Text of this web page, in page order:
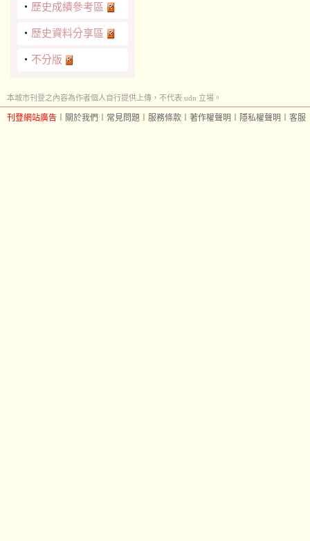
‧ 歷史成績參考區
‧ 歷史資料分享區
‧ 不分版
本城市刊登之內容為作者個人自行提供上傳，不代表 udn 立場。
刊登網站廣告 關於我們 常見問題 服務條款 著作權聲明 隱私權聲明 客服